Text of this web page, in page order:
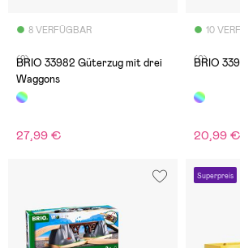
8 VERFÜGBAR
(2)
BRIO 33982 Güterzug mit drei
Waggons
27,99 €
10
(0)
BRIO
20,99 €
Superpreis